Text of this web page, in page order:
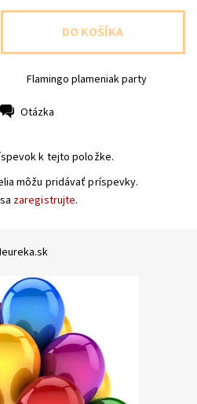
Flamingo plameniak party
Otázka
k tejto položke.
môžu pridávať príspevky.
zaregistrujte.